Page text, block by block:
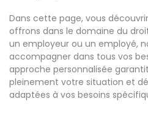
Dans cette page, vous
offrons dans le domaine du
un employeur ou un employé,
accompagner dans tous vos
approche personnalisée
pleinement votre situation et
adaptées à vos besoins